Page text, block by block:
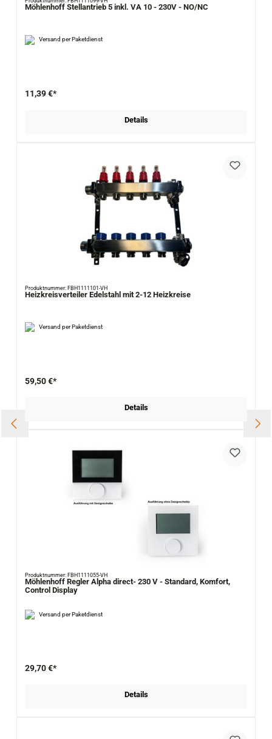
Möhlenhoff Stellantrieb 5 inkl. VA 10 - 230V - NO/NC
Versand per Paketdienst
11,39 €*
Details
Produktnummer: FBH1111101-VH
Heizkreisverteiler Edelstahl mit 2-12 Heizkreise
Versand per Paketdienst
59,50 €*
Details
Produktnummer: FBH1111055-VH
Möhlenhoff Regler Alpha direct- 230 V - Standard, Komfort,
Control Display
Versand per Paketdienst
29,70 €*
Details